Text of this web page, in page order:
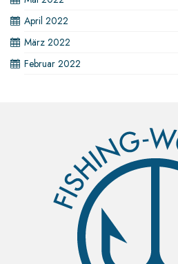
April 2022
März 2022
Februar 2022